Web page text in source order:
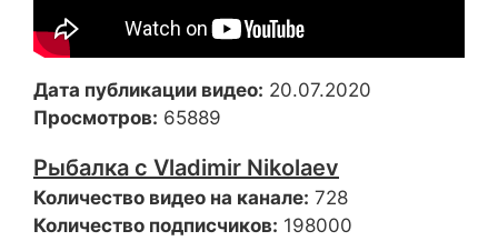
Дата публикации видео: 20.07.2020
Просмотров: 65889
Рыбалка с Vladimir Nikolaev
Количество видео на канале: 728
Количество подписчиков: 198000